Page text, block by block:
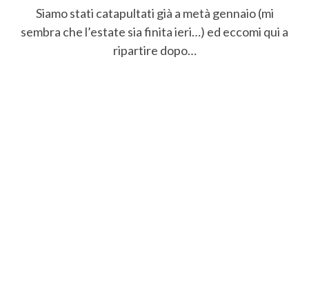
Siamo stati catapultati già a metà gennaio (mi
sembra che l’estate sia finita ieri…) ed eccomi qui a
ripartire dopo…